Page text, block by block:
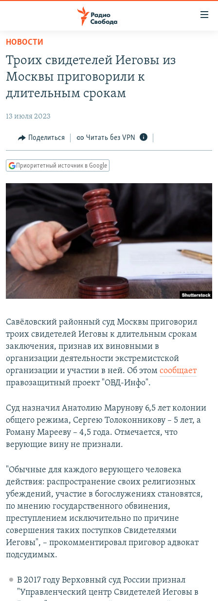
упрощенного
доступа
Вернуться
основному
Вернутся
Вернутся
поиску
ПОДКАСТЫ
АВТОРСКИЕ ПРОЕКТЫ
МНЕНИЯ
КУЛЬТУРА
КАВКАЗ.РЕАЛИИ
СЕВЕР.РЕАЛИИ
СИБИРЬ.РЕАЛИИ
РАСПИСАНИЕ ВЕЩАНИЯ
ПОДПИШИТЕСЬ НА РАССЫЛКУ
СОЦИАЛЬНЫЕ СЕТИ
Все сайты РСЕ/РС
НОВОСТИ
Троих свидетелей Иеговы из
Москвы приговорили к
длительным срокам
13 июля 2023
Поделиться Читать без VPN
Приоритетный источник в Google
Савёловский районный суд Москвы приговорил
троих свидетелей Иеговы к длительным срокам
заключения, признав их виновными в
организации деятельности экстремистской
организации и участии в ней. Об этом сообщает
правозащитный проект "ОВД-Инфо".
Суд назначил Анатолию Марунову 6,5 лет колонии
общего режима, Сергею Толоконникову – 5 лет, а
Роману Марееву – 4,5 года. Отмечается, что
верующие вину не признали.
"Обычные для каждого верующего человека
действия: распространение своих религиозных
убеждений, участие в богослужениях становятся,
по мнению государственного обвинения,
преступлением исключительно по причине
совершения таких поступков Свидетелями
Иеговы", – прокомментировал приговор адвокат
подсудимых.
В 2017 году Верховный суд России признал
"Управленческий центр Свидетелей Иеговы в